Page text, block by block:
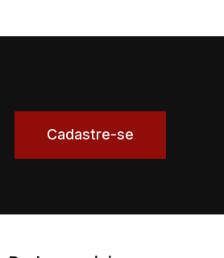
Cadastre-se